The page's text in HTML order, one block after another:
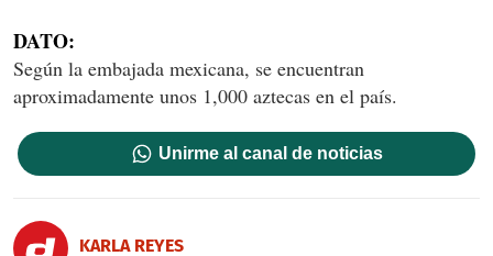
DATO:
Según la embajada mexicana, se encuentran
aproximadamente unos 1,000 aztecas en el país.
Unirme al canal de noticias
KARLA REYES